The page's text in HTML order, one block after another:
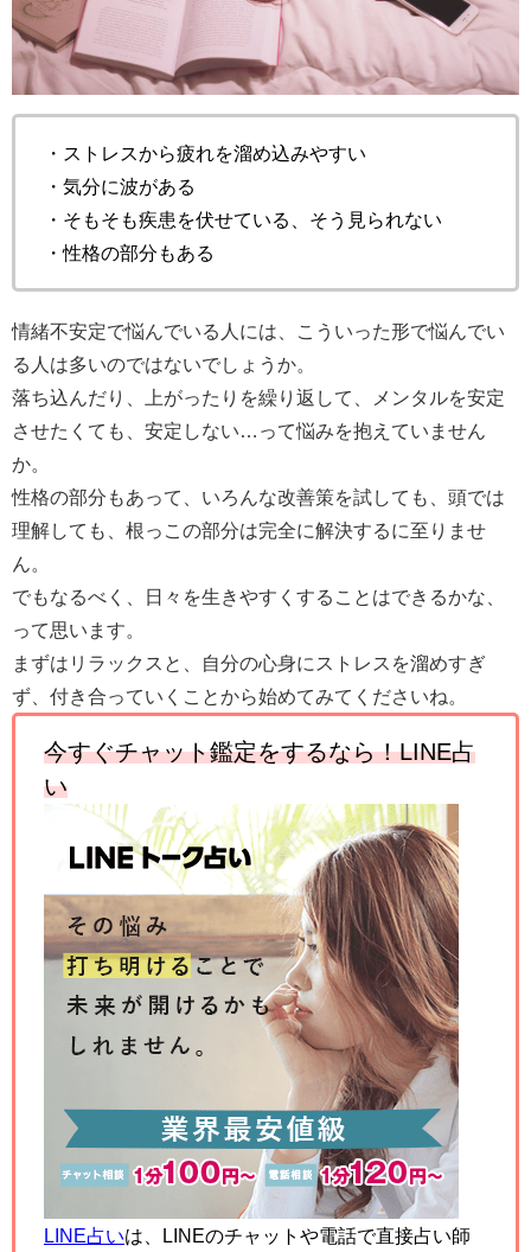
・ストレスから疲れを溜め込みやすい
・気分に波がある
・そもそも疾患を伏せている、そう見られない
・性格の部分もある
情緒不安定で悩んでいる人には、こういった形で悩んでい
る人は多いのではないでしょうか。
落ち込んだり、上がったりを繰り返して、メンタルを安定
させたくても、安定しない…って悩みを抱えていません
か。
性格の部分もあって、いろんな改善策を試しても、頭では
理解しても、根っこの部分は完全に解決するに至りませ
ん。
でもなるべく、日々を生きやすくすることはできるかな、
って思います。
まずはリラックスと、自分の心身にストレスを溜めすぎ
ず、付き合っていくことから始めてみてくださいね。
今すぐチャット鑑定をするなら！LINE占
い
LINE占いは、LINEのチャットや電話で直接占い師